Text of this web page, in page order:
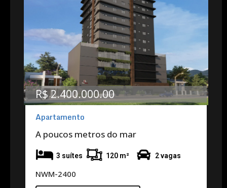
R$ 2.400.000.00
Apartamento
A poucos metros do mar
3 suítes 120 m² 2 vagas
NWM-2400